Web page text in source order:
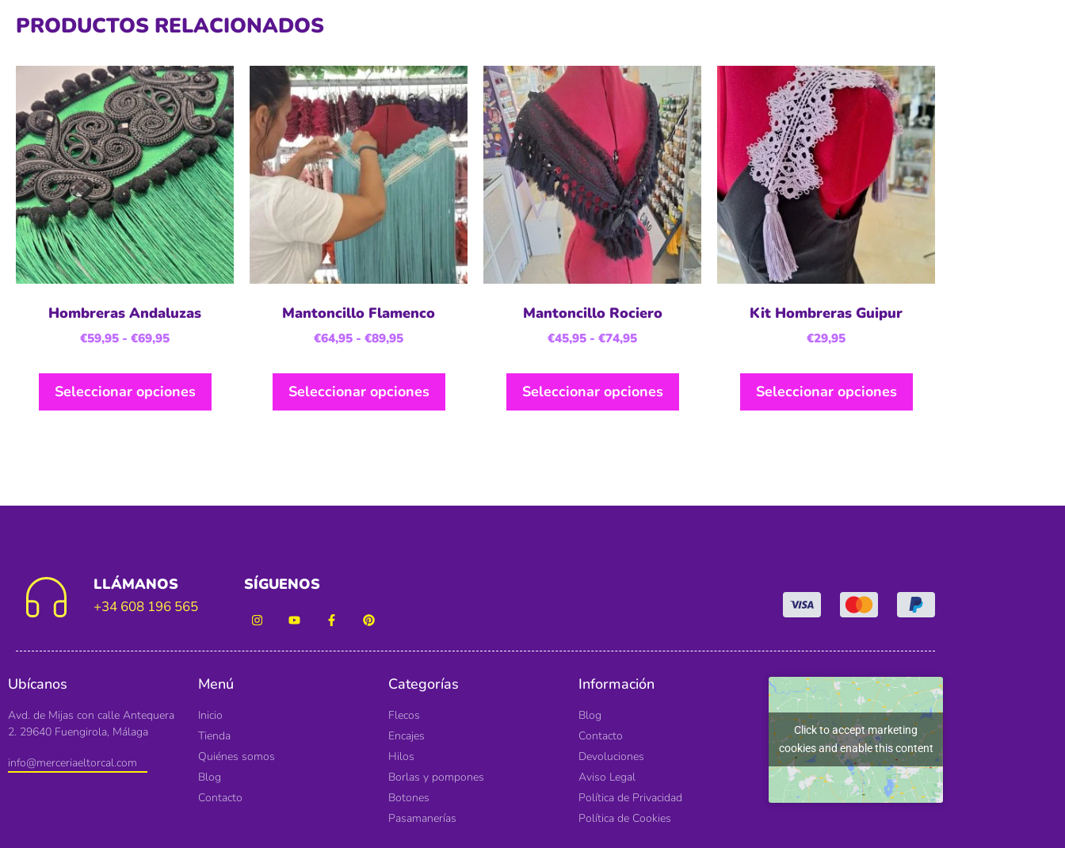
PRODUCTOS RELACIONADOS
Hombreras Andaluzas
€59,95 - €69,95
Seleccionar opciones
Mantoncillo Flamenco
€64,95 - €89,95
Seleccionar opciones
Mantoncillo Rociero
€45,95 - €74,95
Seleccionar opciones
Kit Hombreras Guipur
€29,95
Seleccionar opciones
LLÁMANOS
+34 608 196 565
SÍGUENOS
Ubícanos
Avd. de Mijas con calle Antequera
2. 29640 Fuengirola, Málaga
info@merceriaeltorcal.com
Menú
Inicio
Tienda
Quiénes somos
Blog
Contacto
Categorías
Flecos
Encajes
Hilos
Borlas y pompones
Botones
Pasamanerías
Información
Blog
Contacto
Devoluciones
Aviso Legal
Política de Privacidad
Política de Cookies
Click to accept marketing
cookies and enable this content